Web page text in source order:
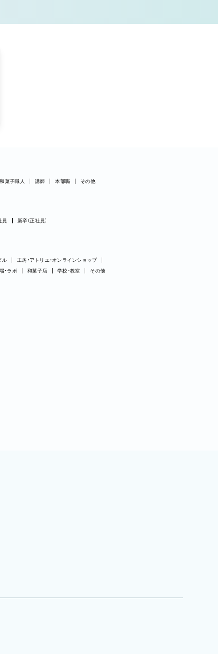
和菓子職人 講師 本部職 その他
員 新卒（正社員）
ル
工房・アトリエ・オンラインショップ
・ラボ 和菓子店 学校・教室 その他